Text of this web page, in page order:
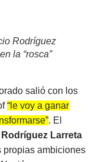
Rodríguez
la “rosca”
salió con los
“le voy a ganar
. El
Larreta
propias ambiciones